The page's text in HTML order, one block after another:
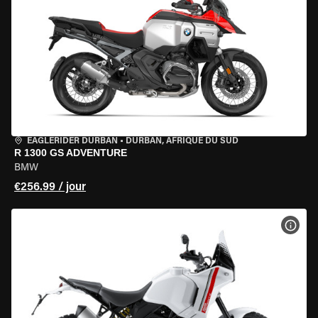
EAGLERIDER DURBAN • DURBAN, AFRIQUE DU SUD
R 1300 GS ADVENTURE
BMW
€256.99 / jour